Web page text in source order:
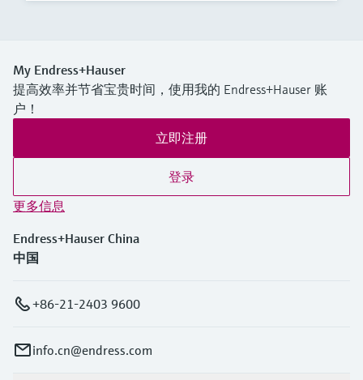
My Endress+Hauser
提高效率并节省宝贵时间，使用我的 Endress+Hauser 账
户！
立即注册
登录
更多信息
Endress+Hauser China
中国
+86-21-2403 9600
info.cn@endress.com